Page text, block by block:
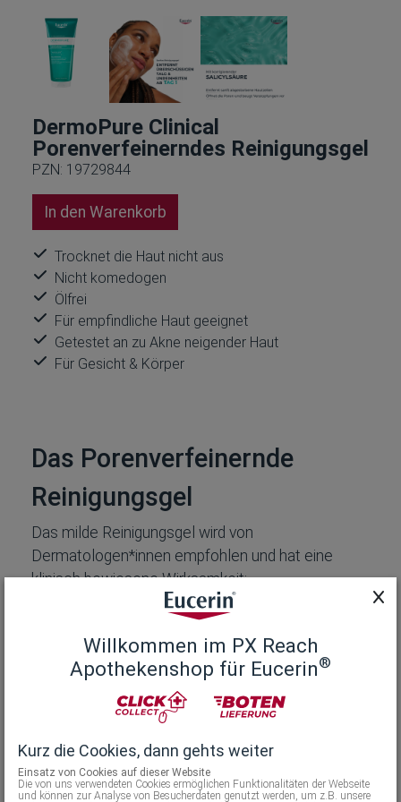
DermoPure Clinical
Porenverfeinerndes Reinigungsgel
PZN: 19729844
In den Warenkorb
Trocknet die Haut nicht aus
Nicht komedogen
Ölfrei
Für empfindliche Haut geeignet
Getestet an zu Akne neigender Haut
Für Gesicht & Körper
Das Porenverfeinernde
Reinigungsgel
Das milde Reinigungsgel wird von
Dermatologen*innen empfohlen und hat eine
klinisch bewiesene Wirksamkeit:
Entfernt überschüssigen Talg
Die Formel besteht aus nur 8 Inhaltsstoffen,
einschließlich Salicylsäure (BHA), um die Haut zu
Duftstoffen, Seife und Alkohol.
Willkommen im PX Reach
Apothekenshop für Eucerin®
Kurz die Cookies, dann gehts weiter
Einsatz von Cookies auf dieser Website
Die von uns verwendeten Cookies ermöglichen Funktionalitäten der Webseite
und können zur Analyse von Besucherdaten genutzt werden, um z.B. unsere